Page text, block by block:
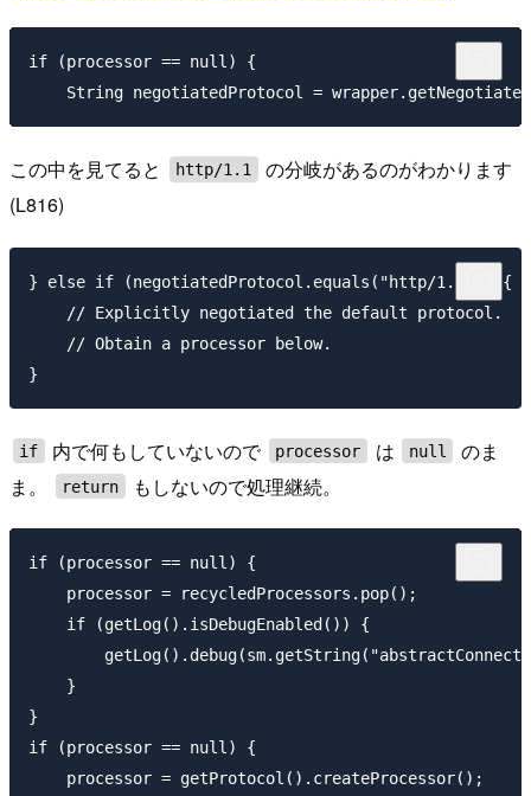
if (processor == null) {
この中を見てると http/1.1
の分岐があるのがわかります
(L816)
} else if (negotiatedProtocol.equals("http/1.1")) {
    // Explicitly negotiated the default protocol.
    // Obtain a processor below.
if 内で何もしていないので processor は null
のま
ま。
return もしないので処理継続。
if (processor == null) {
    processor = recycledProcessors.pop();
    if (getLog().isDebugEnabled()) {
    }
}
if (processor == null) {
    processor = getProtocol().createProcessor();